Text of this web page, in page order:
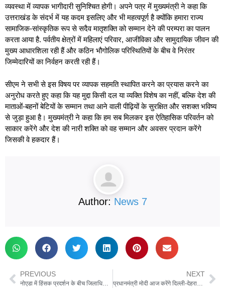
व्यवस्था में व्यापक भागीदारी सुनिश्चित होगी। अपने पत्र में मुख्यमंत्री ने कहा कि
उत्तराखंड के संदर्भ में यह कदम इसलिए और भी महत्वपूर्ण है क्योंकि हमारा राज्य
सामाजिक-सांस्कृतिक रूप से सदैव मातृशक्ति को सम्मान देने की परम्परा का पालन
करता आया है. पर्वतीय क्षेत्रों में महिलाएं परिवार, आजीविका और सामुदायिक जीवन की
मुख्य आधारशिला रही हैं और कठिन भौगोलिक परिस्थितियों के बीच वे निरंतर
जिम्मेदारियों का निर्वहन करती रही हैं।
सीएम ने सभी से इस विषय पर व्यापक सहमति स्थापित करने का प्रयास करने का
अनुरोध करते हुए कहा कि यह मुद्दा किसी दल या व्यक्ति विशेष का नहीं, बल्कि देश की
माताओं-बहनों बेटियों के सम्मान तथा आने वाली पीढ़ियों के सुरक्षित और सशक्त भविष्य
से जुड़ा हुआ है। मुख्यमंत्री ने कहा कि हम सब मिलकर इस ऐतिहासिक परिवर्तन को
साकार करेंगे और देश की नारी शक्ति को वह सम्मान और अवसर प्रदान करेंगे
जिसकी वे हकदार हैं।
Author: News 7
PREVIOUS
नोएडा में हिंसक प्रदर्शन के बीच जिलाधिकारी ने जारी की नई गाइडलाइंस, हर महीने की 10 तारीख तक श्रमिकों का वेतन देना होगा अनिवार्य
NEXT
प्रधानमंत्री मोदी आज करेंगे दिल्ली-देहरादून एक्सप्रेसवे का लोकार्पण, सिर्फ ढाई घंटे में दिल्ली से पहुंचेंगे देहरादून